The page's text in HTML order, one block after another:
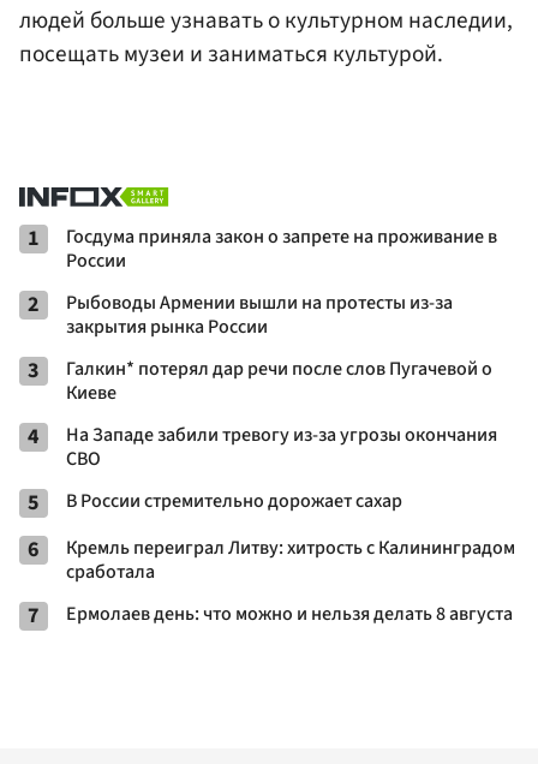
людей больше узнавать о культурном наследии,
посещать музеи и заниматься культурой.
1
Госдума приняла закон о запрете на проживание в
России
2
Рыбоводы Армении вышли на протесты из-за
закрытия рынка России
3
Галкин* потерял дар речи после слов Пугачевой о
Киеве
4
На Западе забили тревогу из-за угрозы окончания
СВО
5 В России стремительно дорожает сахар
6
Кремль переиграл Литву: хитрость с Калининградом
сработала
7 Ермолаев день: что можно и нельзя делать 8 августа